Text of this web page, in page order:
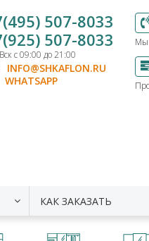
507-8033
507-8033
с 09:00 до 21:00
INFO@SHKAFLON.RU
WHATSAPP
Мы
КАК ЗАКАЗАТЬ